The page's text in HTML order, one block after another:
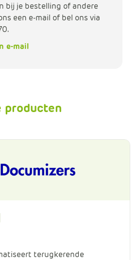
bij je bestelling of andere
een e-mail of bel ons via
e-mail
producten
terugkerende